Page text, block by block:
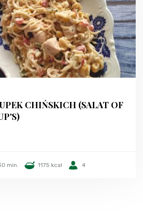
CHIŃSKICH (SALAT OF
min. 1175 kcal 4